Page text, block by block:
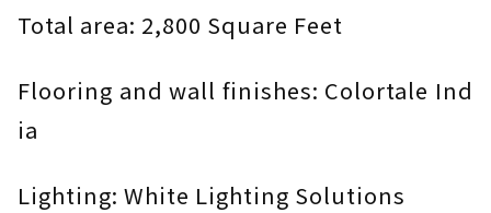
Total area: 2,800 Square Feet
Flooring and wall finishes: Colortale Ind
ia
Lighting: White Lighting Solutions